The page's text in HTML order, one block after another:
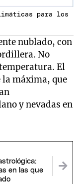
para los
nublado, con
No
El
la máxima, que
y nevadas en
en las que